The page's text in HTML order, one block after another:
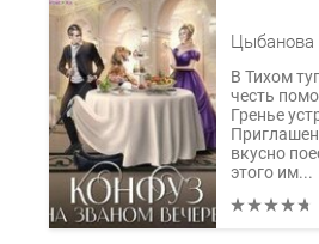
В Тихом
честь
Гренье
вкусно
этого им...